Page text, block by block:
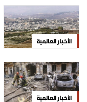
الأخبار العالمية
الأخبار العالمية